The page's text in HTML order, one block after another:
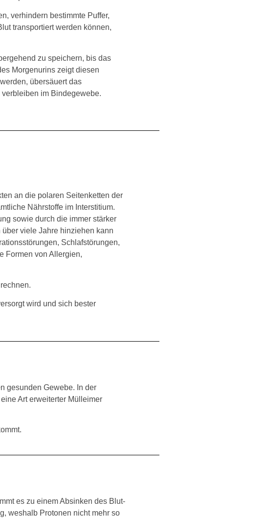
verhindern bestimmte Puffer,
transportiert werden können,
zu speichern, bis das
Morgenurins zeigt diesen
übersäuert das
im Bindegewebe.
an die polaren Seitenketten der
Nährstoffe im Interstitium.
sowie durch die immer stärker
viele Jahre hinziehen kann
Schlafstörungen,
Formen von Allergien,
wird und sich bester
gesunden Gewebe. In der
Art erweiterter Mülleimer
es zu einem Absinken des Blut-
weshalb Protonen nicht mehr so